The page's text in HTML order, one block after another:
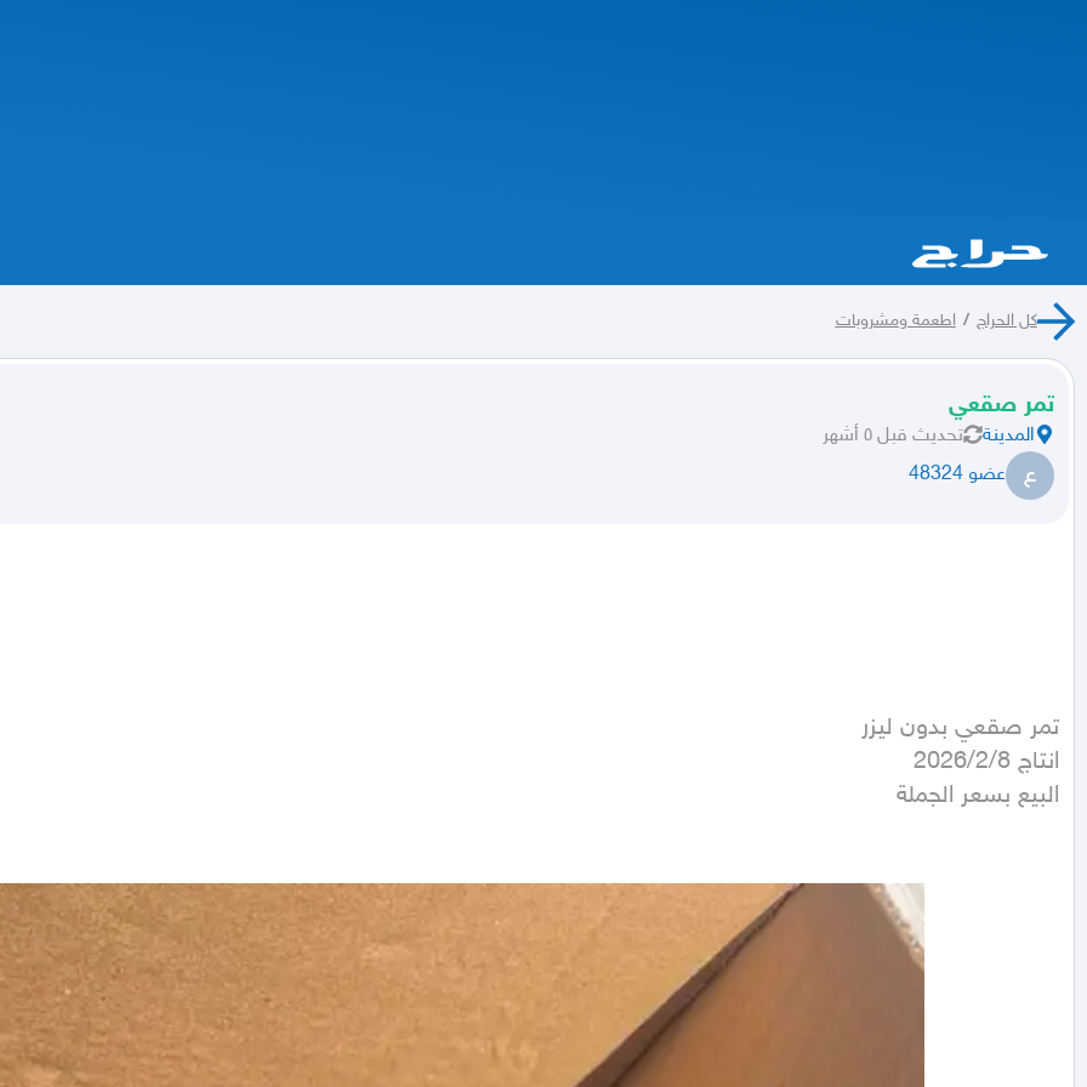
كل الحراج / اطعمة ومشروبات
تمر صقعي
المدينة تحديث قبل ٥ أشهر
ع عضو 48324
البيع بسعر الجملة